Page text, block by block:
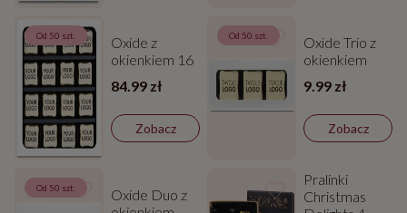
Od 50 szt.
Oxide z
okienkiem 16
84.99 zł
Zobacz
Od 50 szt.
Oxide Trio z
okienkiem
9.99 zł
Zobacz
Od 50 szt.
Oxide Duo z
Pralinki
Christmas